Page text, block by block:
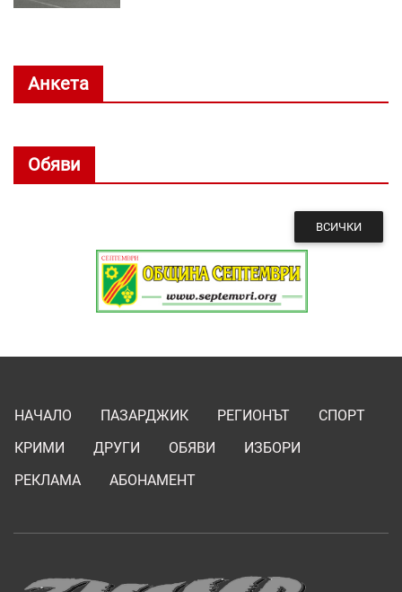
Анкета
Обяви
ВСИЧКИ
НАЧАЛО ПАЗАРДЖИК РЕГИОНЪТ
СПОРТ
КРИМИ
ДРУГИ ОБЯВИ
ИЗБОРИ
РЕКЛАМА
АБОНАМЕНТ